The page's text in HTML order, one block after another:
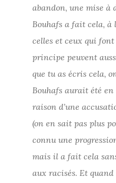
abandon, une mise à
Bouhafs a fait cela, à
celles et ceux qui
principe peuvent
que tu as écris cela,
Bouhafs aurait été
raison d’une
(on en sait pas plus
connu une
mais il a fait cela
aux racisés. Et quand